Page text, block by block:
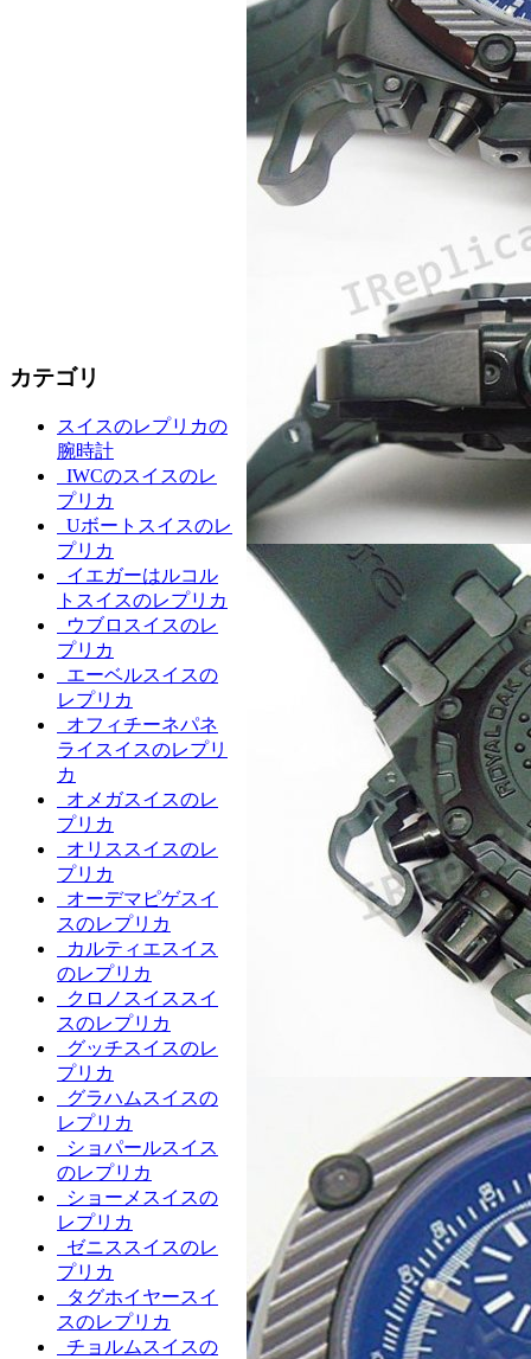
カテゴリ
スイスのレプリカの
腕時計
IWCのスイスのレ
プリカ
Uボートスイスのレ
プリカ
イエガーはルコル
トスイスのレプリカ
ウブロスイスのレ
プリカ
エーベルスイスの
レプリカ
オフィチーネパネ
ライスイスのレプリ
カ
オメガスイスのレ
プリカ
オリススイスのレ
プリカ
オーデマピゲスイ
スのレプリカ
カルティエスイス
のレプリカ
クロノスイススイ
スのレプリカ
グッチスイスのレ
プリカ
グラハムスイスの
レプリカ
ショパールスイス
のレプリカ
ショーメスイスの
レプリカ
ゼニススイスのレ
プリカ
タグホイヤースイ
スのレプリカ
チョルムスイスの